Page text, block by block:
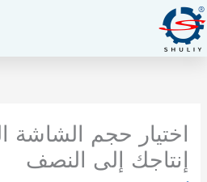
تخطي
إلى
المحتوى
اختيار حجم الشاشة
إنتاجك إلى النصف